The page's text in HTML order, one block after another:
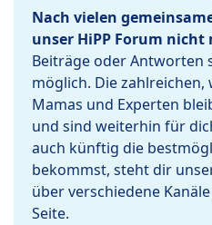
Nach vielen
unser HiPP Forum nicht
Beiträge oder Antworten
möglich. Die
Mamas und Experten
und sind weiterhin für
auch künftig die
bekommst, steht dir
über verschiedene
Seite.